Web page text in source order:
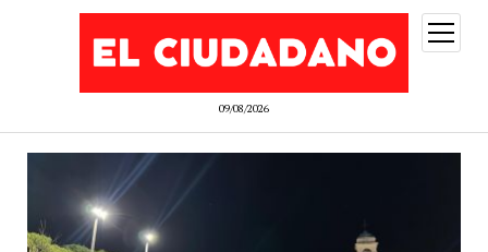
09/08/2026
abrir
menú